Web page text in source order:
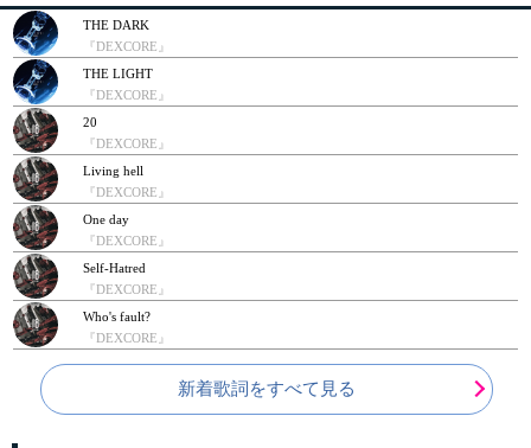
THE DARK
『DEXCORE』
THE LIGHT
『DEXCORE』
20
『DEXCORE』
Living hell
『DEXCORE』
One day
『DEXCORE』
Self-Hatred
『DEXCORE』
Who's fault?
『DEXCORE』
新着歌詞をすべて見る